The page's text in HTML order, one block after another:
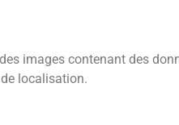
images contenant des
localisation.